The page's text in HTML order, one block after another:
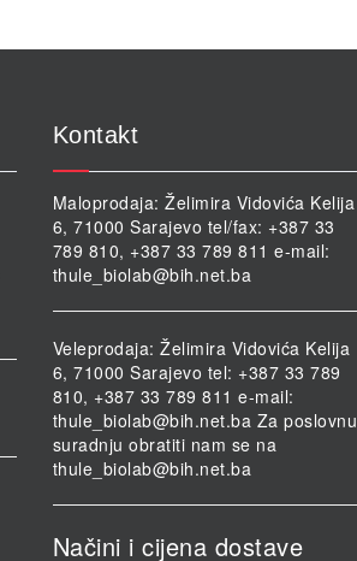
Kontakt
Maloprodaja: Želimira Vidovića Kelija
6, 71000 Sarajevo tel/fax: +387 33
789 810, +387 33 789 811 e-mail:
thule_biolab@bih.net.ba
Veleprodaja: Želimira Vidovića Kelija
6, 71000 Sarajevo tel: +387 33 789
810, +387 33 789 811 e-mail:
thule_biolab@bih.net.ba Za poslovnu
suradnju obratiti nam se na
thule_biolab@bih.net.ba
Načini i cijena dostave